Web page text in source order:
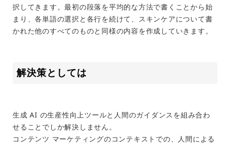
択してきます。最初の段落を平均的な方法で書くことから始
まり、各単語の選択と各行を続けて、スキンケアについて書
かれた他のすべてのものと同様の内容を作成していきます。
解決策としては
生成 AI の生産性向上ツールと人間のガイダンスを組み合わ
せることでしか解決しません。
コンテンツ マーケティングのコンテキストでの、人間による